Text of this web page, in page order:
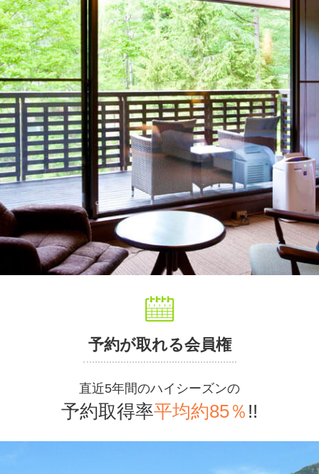
予約が取れる会員権
直近5年間のハイシーズンの
予約取得率平均約85％ !!